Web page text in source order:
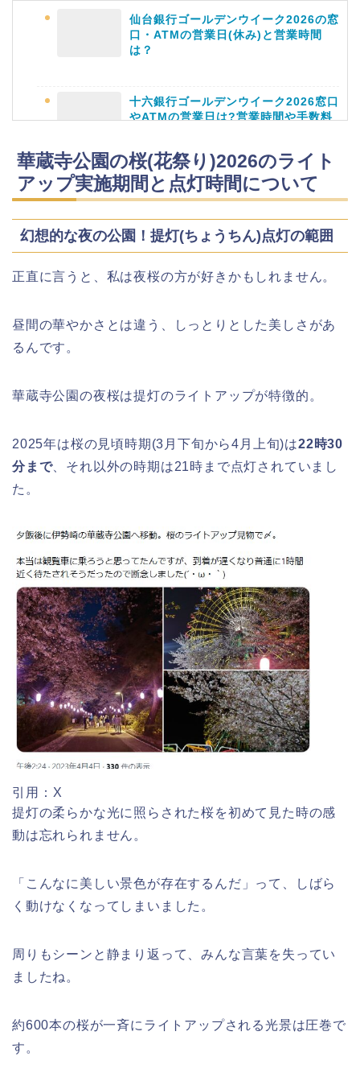
仙台銀行ゴールデンウイーク2026の窓
口・ATMの営業日(休み)と営業時間
は？
十六銀行ゴールデンウイーク2026窓口
やATMの営業日は?営業時間や手数料
業日や休みは?ATM手数料も調査!
ATMの営業日(休み)まとめ!
海遊館GW(ゴールデンウィーク)の混
雑(混み具合)状況はどうなる?
悠久山公園桜祭り2026の屋台や出店
は?ライトアップや駐車場情報も!
高崎城址公園(高崎公園)桜祭り2026の
屋台やライトアップはいつまで?
日立さくらまつり2026の屋台・出店ま
時間はいつまで?ライトアップも!
華蔵寺公園の桜(花祭り)2026のライト
アップ実施期間と点灯時間について
幻想的な夜の公園！提灯(ちょうちん)点灯の範囲
正直に言うと、私は夜桜の方が好きかもしれません。
昼間の華やかさとは違う、しっとりとした美しさがあ
るんです。
華蔵寺公園の夜桜は提灯のライトアップが特徴的。
2025年は桜の見頃時期(3月下旬から4月上旬)は22時30
分まで、それ以外の時期は21時まで点灯されていまし
た。
引用：X
提灯の柔らかな光に照らされた桜を初めて見た時の感
動は忘れられません。
「こんなに美しい景色が存在するんだ」って、しばら
く動けなくなってしまいました。
周りもシーンと静まり返って、みんな言葉を失ってい
ましたね。
約600本の桜が一斉にライトアップされる光景は圧巻で
す。